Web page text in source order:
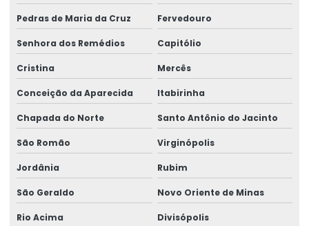
Pedras de Maria da Cruz Fervedouro
Senhora dos Remédios Capitólio
Cristina Mercês
Conceição da Aparecida Itabirinha
Chapada do Norte Santo Antônio do Jacinto
São Romão Virginópolis
Jordânia Rubim
São Geraldo Novo Oriente de Minas
Rio Acima Divisópolis